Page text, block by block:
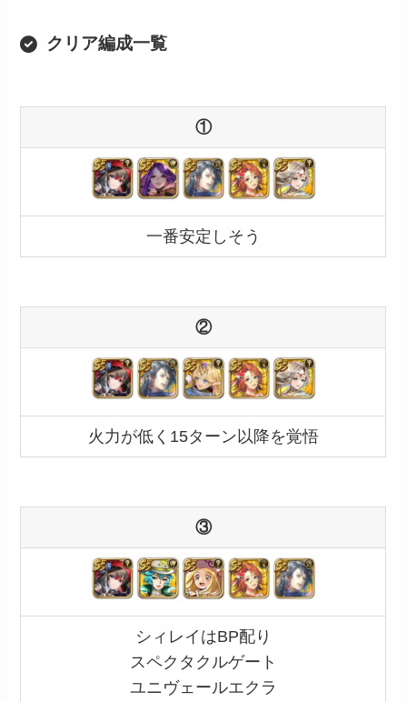
クリア編成一覧
①
一番安定しそう
②
火力が低く15ターン以降を覚悟
③
シィレイはBP配り
スペクタクルゲート
ユニヴェールエクラ